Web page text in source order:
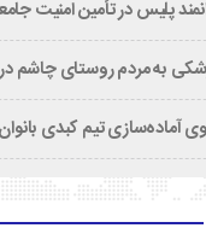
پلیس در تأمین امنیت
به مردم روستای
آماده‌سازی تیم کبدی